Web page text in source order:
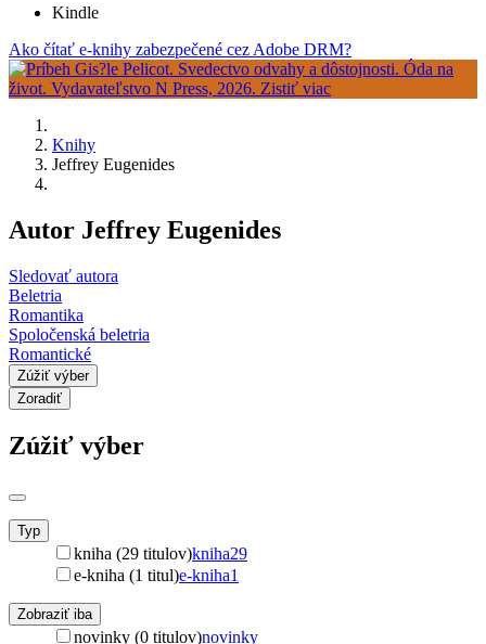
Kindle
Ako čítať e-knihy zabezpečené cez Adobe DRM?
Knihy
Jeffrey Eugenides
Autor Jeffrey Eugenides
Sledovať autora
Beletria
Romantika
Spoločenská beletria
Romantické
Zúžiť výber
Zoradiť
Zúžiť výber
Typ
kniha (29 titulov)kniha29
e-kniha (1 titul)e-kniha1
Zobraziť iba
novinky (0 titulov)novinky